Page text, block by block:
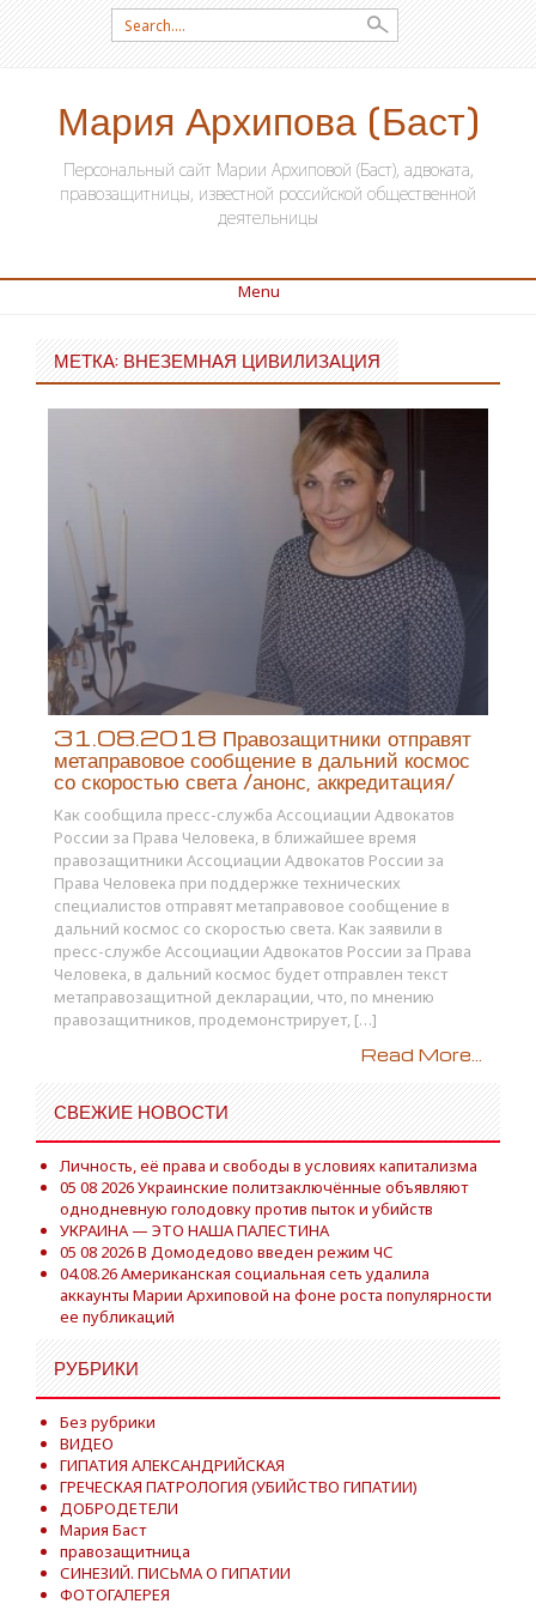
Search for:
Мария Архипова (Баст)
Персональный сайт Марии Архиповой (Баст), адвоката,
правозащитницы, известной российской общественной
деятельницы
Menu
SKIP TO CONTENT
МЕТКА: ВНЕЗЕМНАЯ ЦИВИЛИЗАЦИЯ
31.08.2018 Правозащитники отправят
метаправовое сообщение в дальний космос
со скоростью света /анонс, аккредитация/
Как сообщила пресс-служба Ассоциации Адвокатов
России за Права Человека, в ближайшее время
правозащитники Ассоциации Адвокатов России за
Права Человека при поддержке технических
специалистов отправят метаправовое сообщение в
дальний космос со скоростью света. Как заявили в
пресс-службе Ассоциации Адвокатов России за Права
Человека, в дальний космос будет отправлен текст
метаправозащитной декларации, что, по мнению
правозащитников, продемонстрирует, […]
Read More...
СВЕЖИЕ НОВОСТИ
Личность, её права и свободы в условиях капитализма
05 08 2026 Украинские политзаключённые объявляют
однодневную голодовку против пыток и убийств
УКРАИНА — ЭТО НАША ПАЛЕСТИНА
05 08 2026 В Домодедово введен режим ЧС
04.08.26 Американская социальная сеть удалила
аккаунты Марии Архиповой на фоне роста популярности
ее публикаций
РУБРИКИ
Без рубрики
ВИДЕО
ГИПАТИЯ АЛЕКСАНДРИЙСКАЯ
ГРЕЧЕСКАЯ ПАТРОЛОГИЯ (УБИЙСТВО ГИПАТИИ)
ДОБРОДЕТЕЛИ
Мария Баст
правозащитница
СИНЕЗИЙ. ПИСЬМА О ГИПАТИИ
ФОТОГАЛЕРЕЯ